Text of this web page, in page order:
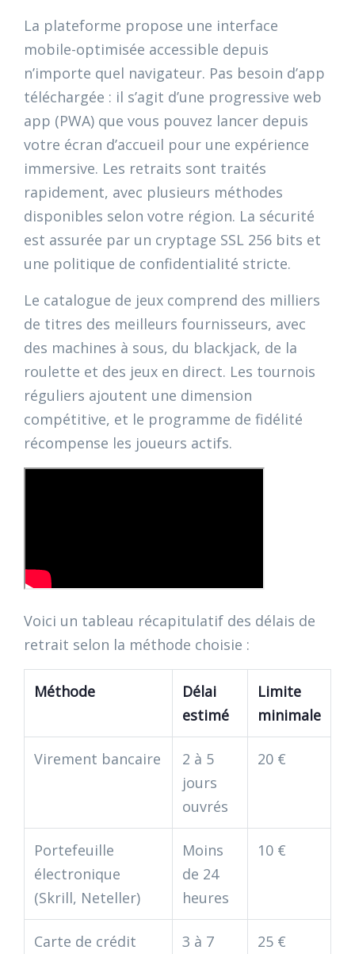
La plateforme propose une interface
mobile-optimisée accessible depuis
n’importe quel navigateur. Pas besoin d’app
téléchargée : il s’agit d’une progressive web
app (PWA) que vous pouvez lancer depuis
votre écran d’accueil pour une expérience
immersive. Les retraits sont traités
rapidement, avec plusieurs méthodes
disponibles selon votre région. La sécurité
est assurée par un cryptage SSL 256 bits et
une politique de confidentialité stricte.
Le catalogue de jeux comprend des milliers
de titres des meilleurs fournisseurs, avec
des machines à sous, du blackjack, de la
roulette et des jeux en direct. Les tournois
réguliers ajoutent une dimension
compétitive, et le programme de fidélité
récompense les joueurs actifs.
Voici un tableau récapitulatif des délais de
retrait selon la méthode choisie :
Méthode
Délai
estimé
Limite
minimale
Virement bancaire
2 à 5
jours
ouvrés
20 €
Portefeuille
électronique
(Skrill, Neteller)
Moins
de 24
heures
10 €
Carte de crédit
3 à 7
25 €